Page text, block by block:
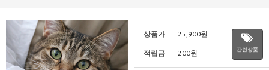
상품가 25,900원
적립금 200원 관련상품